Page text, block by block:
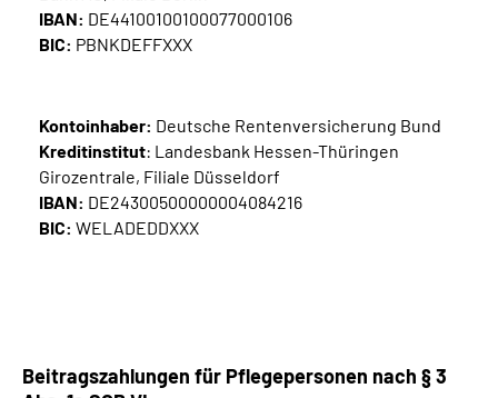
IBAN: DE44100100100077000106
BIC: PBNKDEFFXXX
Kontoinhaber: Deutsche Rentenversicherung Bund
Kreditinstitut: Landesbank Hessen-Thüringen
Girozentrale, Filiale Düsseldorf
IBAN: DE24300500000004084216
BIC: WELADEDDXXX
Beitragszahlungen für Pflegepersonen nach § 3